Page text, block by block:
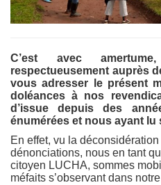
C’est avec
respectueusement auprès
vous adresser le présent
doléances à nos
d’issue depuis des
énumérées et nous ayant lu
En effet, vu la
dénonciations, nous en tant
citoyen LUCHA, sommes
méfaits s’observant dans